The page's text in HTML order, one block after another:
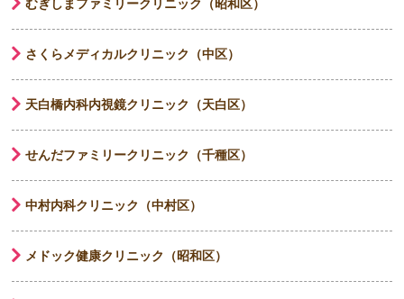
むぎしまファミリークリニック（昭和区）
さくらメディカルクリニック（中区）
天白橋内科内視鏡クリニック（天白区）
せんだファミリークリニック（千種区）
中村内科クリニック（中村区）
メドック健康クリニック（昭和区）